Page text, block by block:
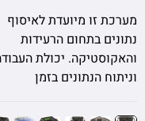
מיועדת לאיסוף
בתחום הרעידות
יכולת העבודה
הנתונים בזמן